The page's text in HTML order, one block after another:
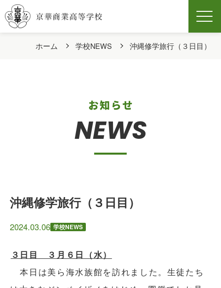
ホーム 学校NEWS 沖縄修学旅行（３日目）
お知らせ
NEWS
沖縄修学旅行（３日目）
2024.03.06 学校NEWS
３日目 ３月６日（水）
本日は美ら海水族館を訪れました。生徒たち